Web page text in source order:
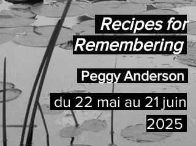
Recipes for
Remembering
Peggy Anderson
du 22 mai au 21 juin
2025